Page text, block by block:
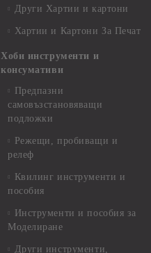
Други Хартии и картони
Хартии и Картони За Печат
Хоби инструменти и
консумативи
Предпазни
самовъзстановяващи
подложки
Режещи, пробиващи и
релеф
Квилинг инструменти и
пособия
Инструменти и пособия за
Моделиране
Други инструменти,